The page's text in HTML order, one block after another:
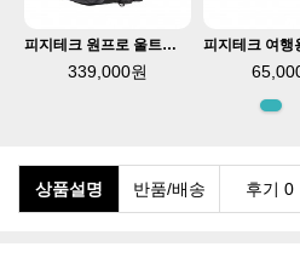
피지테크 원프로 울트라라이트 백팩 30L 스페이스블랙 P-CB-413
339,000원
상품설명 반품/배송 후기 0